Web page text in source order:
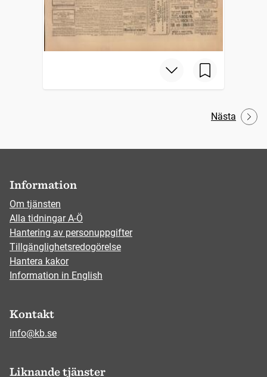
Nästa
Information
Om tjänsten
Alla tidningar A-Ö
Hantering av personuppgifter
Tillgänglighetsredogörelse
Hantera kakor
Information in English
Kontakt
info@kb.se
Liknande tjänster